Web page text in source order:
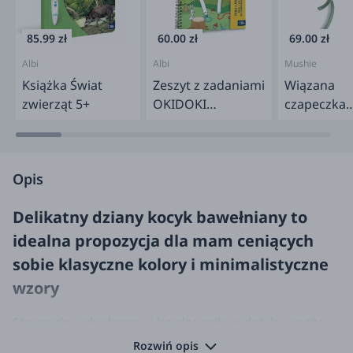
85.99 zł
Albi
Książka Świat
zwierząt 5+
60.00 zł
Albi
Zeszyt z zadaniami
OKIDOKI
69.00 zł
Mushie
Wiązana
czapeczka
Opis
Delikatny dziany kocyk bawełniany to
idealna propozycja dla mam ceniących
sobie klasyczne kolory i minimalistyczne
wzory
być używany już od pierwszych dni życia dziecka.
Rozwiń opis